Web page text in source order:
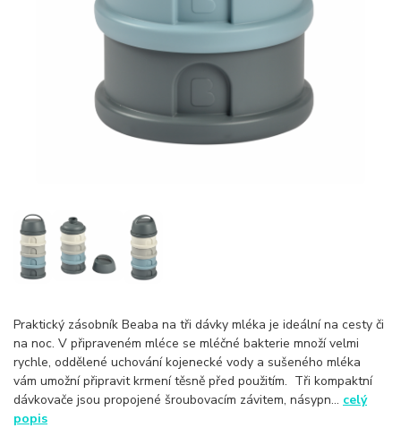
Praktický zásobník Beaba na tři dávky mléka je ideální na cesty či
na noc. V připraveném mléce se mléčné bakterie množí velmi
rychle, oddělené uchování kojenecké vody a sušeného mléka
vám umožní připravit krmení těsně před použitím. Tři kompaktní
dávkovače jsou propojené šroubovacím závitem, násypn... celý
popis